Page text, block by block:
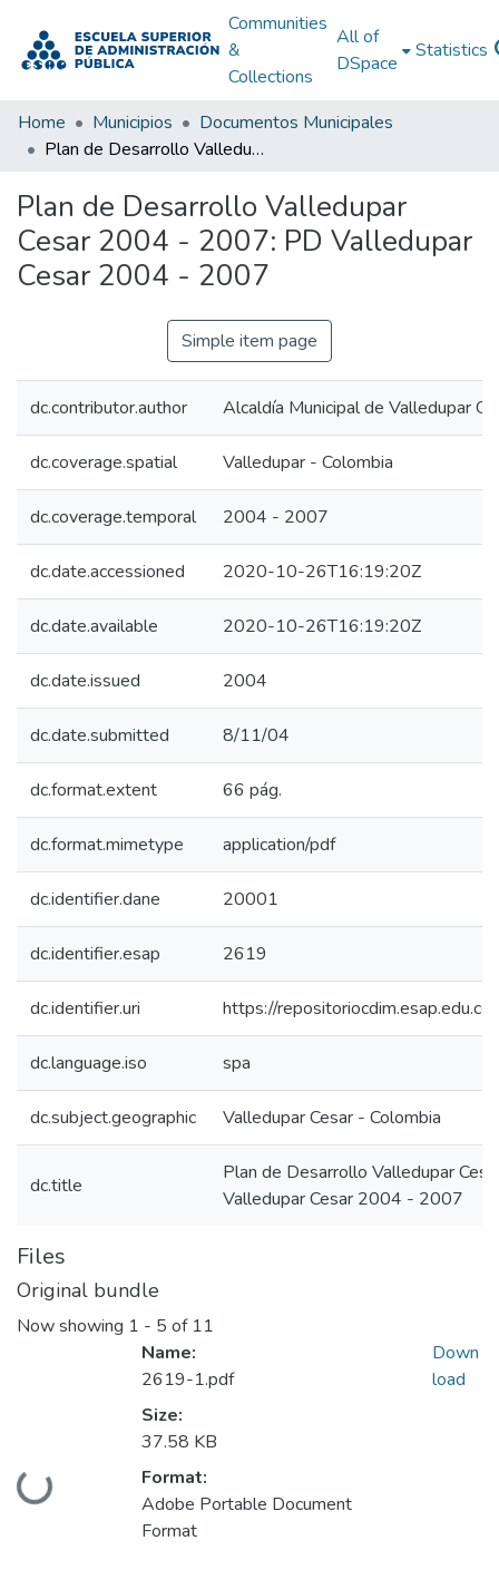
Communities
&
Collections
All of
DSpace
Statistics
Home Municipios
Documentos Municipales
Plan de Desarrollo Valledupar Cesar 2004 - 2007: PD Valledupar Cesar 2004 - 2007
Plan de Desarrollo Valledupar
Cesar 2004 - 2007: PD Valledupar
Cesar 2004 - 2007
Simple item page
dc.contributor.author Alcaldía Municipal de Valledupar
dc.coverage.spatial Valledupar - Colombia
dc.coverage.temporal 2004 - 2007
dc.date.accessioned 2020-10-26T16:19:20Z
dc.date.available 2020-10-26T16:19:20Z
dc.date.issued 2004
dc.date.submitted 8/11/04
dc.format.extent 66 pág.
dc.format.mimetype application/pdf
dc.identifier.dane 20001
dc.identifier.esap 2619
dc.identifier.uri https://
dc.language.iso spa
dc.subject.geographic Valledupar Cesar - Colombia
dc.title
Plan de Desarrollo Valledupar
Valledupar Cesar 2004 - 2007
Files
Original bundle
Now showing 1 - 5 of 11
Loading...
Name:
2619-1.pdf
Size:
37.58 KB
Format:
Adobe Portable Document
Format
Down
load